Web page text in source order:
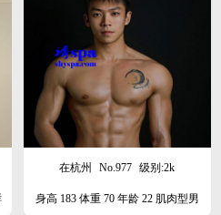
在杭州 No.977 级别:2k
身高 183 体重 70 年龄 22 肌肉型男